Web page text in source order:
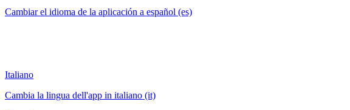
Cambiar el idioma de la aplicación a español (es)
Italiano
Cambia la lingua dell'app in italiano (it)